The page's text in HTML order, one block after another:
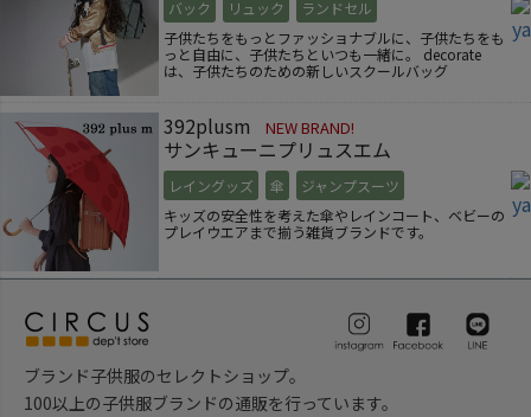
バック リュック
ランドセル
子供たちをもっとファッショナブルに、子供たちをも
っと自由に、子供たちといつも一緒に。 decorate
は、子供たちのための新しいスクールバッグ
392plusm NEW BRAND!
サンキューニプリュスエム
レイングッズ 傘
ジャンプスーツ
キッズの安全性を考えた傘やレインコート、ベビーの
プレイウエアまで揃う雑貨ブランドです。
ブランド子供服のセレクトショップ。
100以上の子供服ブランドの通販を行っています。